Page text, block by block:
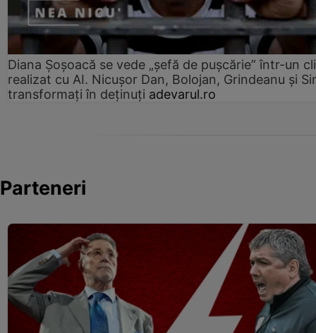
Diana Șoșoacă se vede „șefă de pușcărie” într-un
realizat cu AI. Nicușor Dan, Bolojan, Grindeanu și
transformați în deținuți adevarul.ro
Parteneri